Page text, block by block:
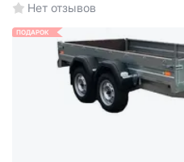
Нет отзывов
ПОДАРОК